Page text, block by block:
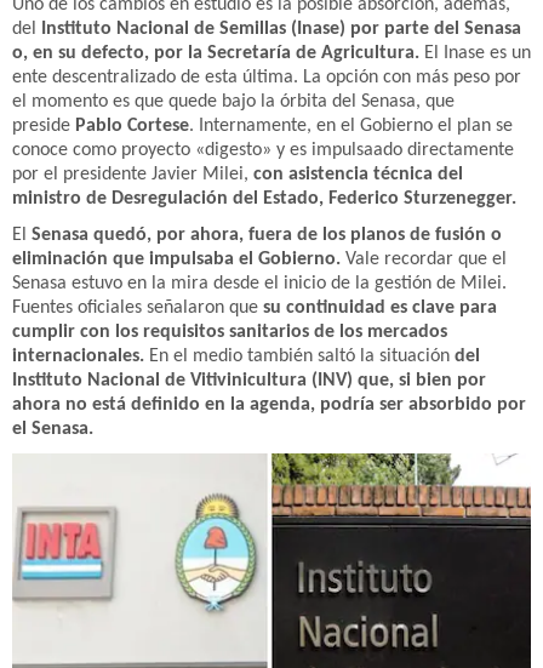
Uno de los cambios en estudio es la posible absorción, además,
del
Instituto Nacional de Semillas (Inase) por parte del Senasa
o, en su defecto, por la Secretaría de Agricultura. El Inase es un
ente descentralizado de esta última. La opción con más peso por
el momento es que quede bajo la órbita del Senasa, que
preside Pablo Cortese. Internamente, en el Gobierno el plan se
conoce como proyecto «digesto» y es impulsaado directamente
por el presidente Javier Milei, con asistencia técnica del
ministro de Desregulación del Estado, Federico Sturzenegger.
El Senasa quedó, por ahora, fuera de los planos de fusión o
eliminación que impulsaba el Gobierno. Vale recordar que el
Senasa estuvo en la mira desde el inicio de la gestión de Milei.
Fuentes oficiales señalaron que su continuidad es clave para
cumplir con los requisitos sanitarios de los mercados
internacionales. En el medio también saltó la situación del
Instituto Nacional de Vitivinicultura (INV) que, si bien por
ahora no está definido en la agenda, podría ser absorbido por
el Senasa.